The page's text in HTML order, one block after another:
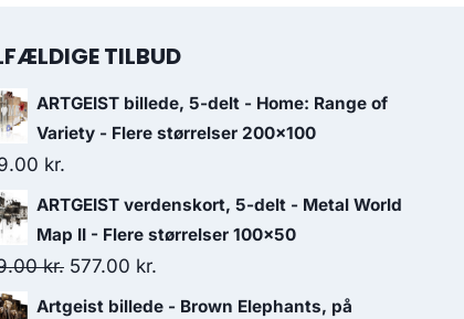
TILBUD
ARTGEIST billede, 5-delt - Home: Range of
Variety - Flere størrelser 200x100
kr.
ARTGEIST verdenskort, 5-delt - Metal World
Map II - Flere størrelser 100x50
kr. 577.00 kr.
Artgeist billede - Brown Elephants, på